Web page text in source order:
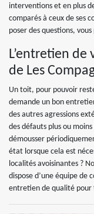
interventions et en plus
comparés à ceux de ses
poser des questions,
L’entretien
de Les
Un toit, pour pouvoir
demande un bon
des autres agressions
des défauts plus ou
démousser
état lorsque cela est
localités avoisinantes ?
dispose d’une équipe de
entretien de qualité